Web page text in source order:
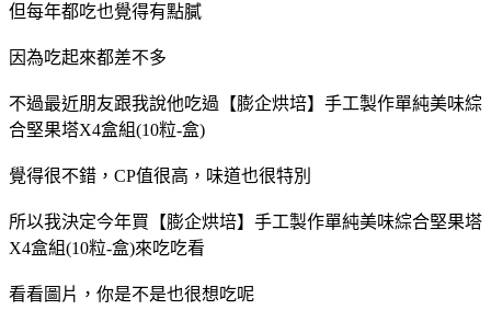
但每年都吃也覺得有點膩
因為吃起來都差不多
不過最近朋友跟我說他吃過 【膨企烘培】手工製作單純美味綜
合堅果塔X4盒組(10粒-盒)
覺得很不錯，CP值很高，味道也很特別
所以我決定今年買 【膨企烘培】手工製作單純美味綜合堅果塔
X4盒組(10粒-盒)來吃吃看
看看圖片，你是不是也很想吃呢